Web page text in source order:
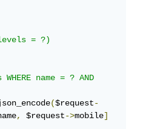
= ?)
name = ? AND
($request-
name, $request->mobile]